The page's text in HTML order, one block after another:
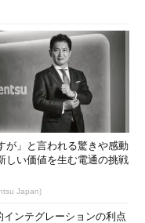
が」と言われる驚きや感動
しい価値を生む電通の挑戦
Japan)
インテグレーションの利点